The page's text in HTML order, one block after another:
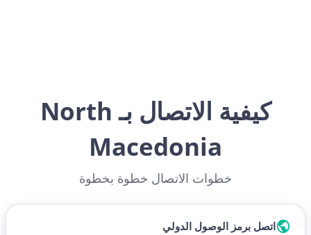
كيفية الاتصال بـ North
Macedonia
خطوات الاتصال خطوة بخطوة
اتصل برمز الوصول الدولي